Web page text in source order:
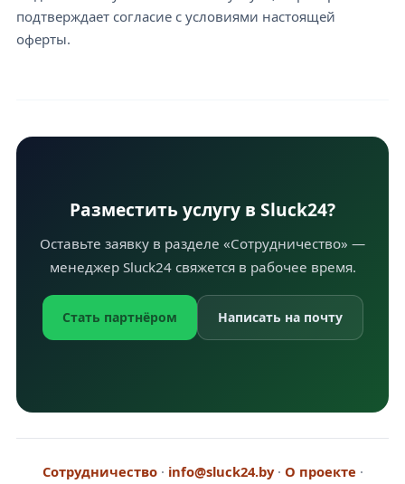
подтверждает согласие с условиями настоящей
оферты.
Разместить услугу в Sluck24?
Оставьте заявку в разделе «Сотрудничество» —
менеджер Sluck24 свяжется в рабочее время.
Стать партнёром Написать на почту
Сотрудничество· info@sluck24.by· О проекте ·